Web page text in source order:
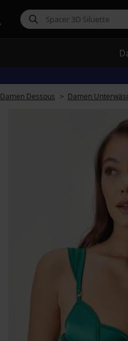
Damen Dessous Damen